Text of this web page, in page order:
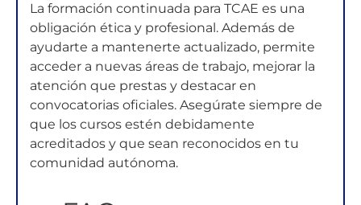
La formación continuada para TCAE es una
obligación ética y profesional. Además de
ayudarte a mantenerte actualizado, permite
acceder a nuevas áreas de trabajo, mejorar la
atención que prestas y destacar en
convocatorias oficiales. Asegúrate siempre de
que los cursos estén debidamente
acreditados y que sean reconocidos en tu
comunidad autónoma.